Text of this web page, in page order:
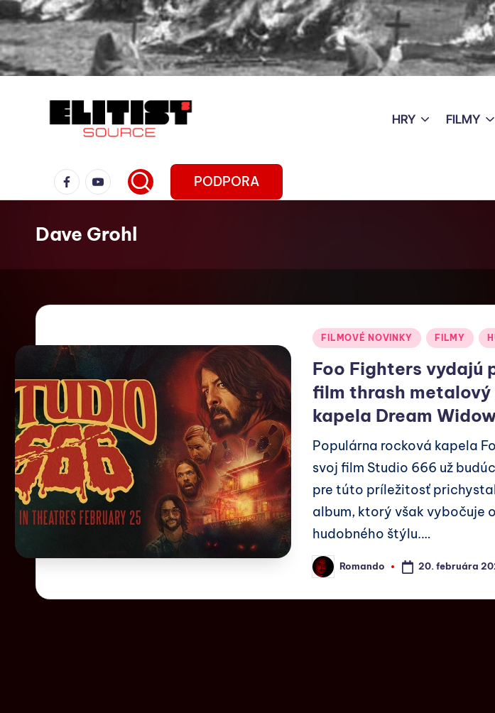
HRY FILMY
PODPORA
Dave Grohl
FILMOVÉ NOVINKY FILMY
Foo Fighters vydajú
film thrash metalový
kapela Dream
Populárna rocková kapela
svoj film Studio 666 už
pre túto príležitosť
album, ktorý však vybočuje
hudobného štýlu.…
Romando 20. februára